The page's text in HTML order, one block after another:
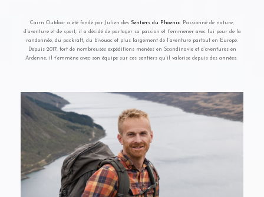
Cairn Outdoor a été fondé par Julien des Sentiers du Phoenix. Passionné de nature,
d’aventure et de sport, il a décidé de partager sa passion et t’emmener avec lui pour de la
randonnée, du packraft, du bivouac et plus largement de l’aventure partout en Europe.
Depuis 2017, fort de nombreuses expéditions menées en Scandinavie et d’aventures en
Ardenne, il t’emmène avec son équipe sur ces sentiers qu’il valorise depuis des années.